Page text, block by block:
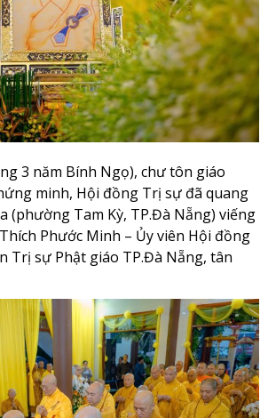
3 năm Bính Ngọ), chư tôn giáo
minh, Hội đồng Trị sự đã quang
(phường Tam Kỳ, TP.Đà Nẵng) viếng
Phước Minh – Ủy viên Hội đồng
Trị sự Phật giáo TP.Đà Nẵng, tân